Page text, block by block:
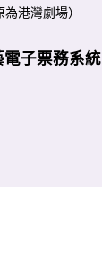
exchange of
港灣劇場）
電子票務系統